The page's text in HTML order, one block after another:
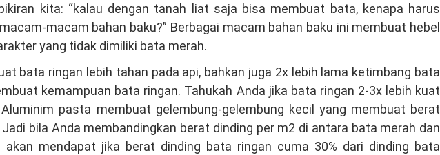
kita: “kalau dengan tanah liat saja bisa membuat bata, kenapa harus
macam bahan baku?” Berbagai macam bahan baku ini membuat hebel
yang tidak dimiliki bata merah.
bata ringan lebih tahan pada api, bahkan juga 2x lebih lama ketimbang bata
kemampuan bata ringan. Tahukah Anda jika bata ringan 2-3x lebih kuat
pasta membuat gelembung-gelembung kecil yang membuat berat
Jadi bila Anda membandingkan berat dinding per m2 di antara bata merah dan
akan mendapat jika berat dinding bata ringan cuma 30% dari dinding bata